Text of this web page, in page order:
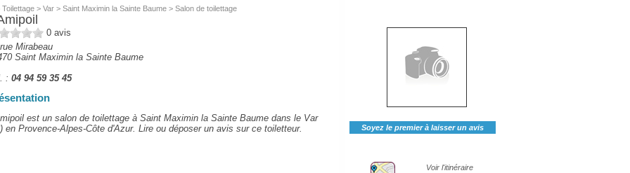
Toilettage> Var> Saint Maximin la Sainte Baume> Salon de toilettage
0avis
Mirabeau
Saint Maximin la Sainte Baume
: 04 94 59 35 45
est un salon de toilettage à Saint Maximin la Sainte Baume dans le Var
en Provence-Alpes-Côte d'Azur. Lire ou déposer un avis sur ce toiletteur.
Soyez le premier à laisser un avis
Voir l'itinéraire